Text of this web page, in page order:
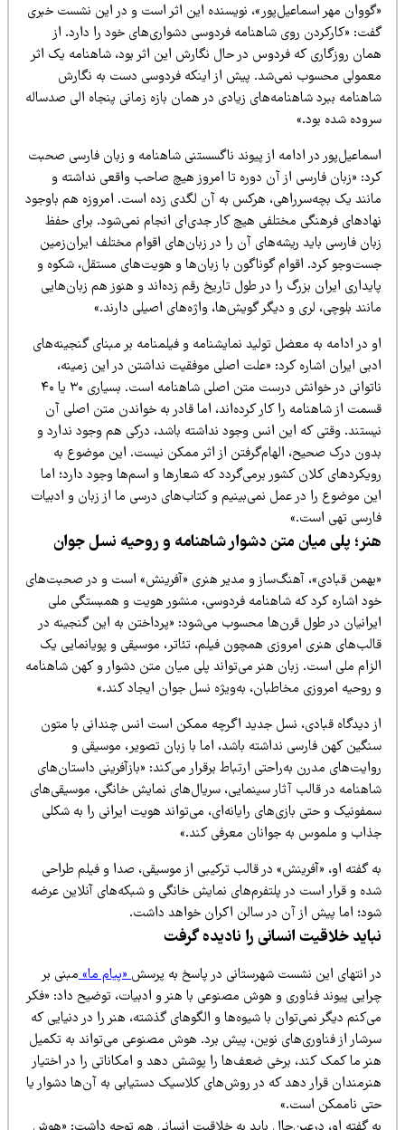
مهر اسماعیل‌پور»، نویسنده این اثر است و در این نشست خبری
«کارکردن روی شاهنامه فردوسی دشواری‌های خود را دارد. از
روزگاری که فردوس در حال نگارش این اثر بود، شاهنامه یک اثر
محسوب نمی‌شد. پیش از اینکه فردوسی دست به نگارش
ببرد شاهنامه‌های زیادی در همان بازه زمانی پنجاه الی صدساله
شده بود.»
در ادامه از پیوند ناگسستنی شاهنامه و زبان فارسی صحبت
«زبان فارسی از آن دوره تا امروز هیچ صاحب واقعی نداشته و
یک بچه‌سرراهی، هرکس به آن لگدی زده است. امروزه هم باوجود
فرهنگی مختلفی هیچ کار جدی‌ای انجام نمی‌شود. برای حفظ
فارسی باید ریشه‌های آن را در زبان‌های اقوام مختلف ایران‌زمین
کرد. اقوام گوناگون با زبان‌ها و هویت‌های مستقل، شکوه و
ایران بزرگ را در طول تاریخ رقم زده‌اند و هنوز هم زبان‌هایی
بلوچی، لری و دیگر گویش‌ها، واژه‌های اصیلی دارند.»
در ادامه به معضل تولید نمایشنامه و فیلمنامه بر مبنای گنجینه‌های
ایران اشاره کرد: «علت اصلی موفقیت نداشتن در این زمینه،
ناتوانی در خوانش درست متن اصلی شاهنامه است. بسیاری ۳۰ یا ۴۰
از شاهنامه را کار کرده‌اند، اما قادر به خواندن متن اصلی آن
وقتی که این انس وجود نداشته باشد، درکی هم وجود ندارد و
درک صحیح، الهام‌گرفتن از اثر ممکن نیست. این موضوع به
کلان کشور برمی‌گردد که شعارها و اسم‌ها وجود دارد؛ اما
موضوع را در عمل نمی‌بینیم و کتاب‌های درسی ما از زبان و ادبیات
تهی است.»
پلی میان متن دشوار شاهنامه و روحیه نسل جوان
قبادی»، آهنگ‌ساز و مدیر هنری «آفرینش» است و در صحبت‌های
اشاره کرد که شاهنامه فردوسی، منشور هویت و همبستگی ملی
در طول قرن‌ها محسوب می‌شود: «پرداختن به این گنجینه در
هنری امروزی همچون فیلم، تئاتر، موسیقی و پویانمایی یک
ملی است. زبان هنر می‌تواند پلی میان متن دشوار و کهن شاهنامه
روحیه امروزی مخاطبان، به‌ویژه نسل جوان ایجاد کند.»
دیدگاه قبادی، نسل جدید اگرچه ممکن است انس چندانی با متون
کهن فارسی نداشته باشد، اما با زبان تصویر، موسیقی و
مدرن به‌راحتی ارتباط برقرار می‌کند: «بازآفرینی داستان‌های
در قالب آثار سینمایی، سریال‌های نمایش خانگی، موسیقی‌های
و حتی بازی‌های رایانه‌ای، می‌تواند هویت ایرانی را به شکلی
و ملموس به جوانان معرفی کند.»
گفته او، «آفرینش» در قالب ترکیبی از موسیقی، صدا و فیلم طراحی
و قرار است در پلتفرم‌های نمایش خانگی و شبکه‌های آنلاین عرضه
اما پیش از آن در سالن اکران خواهد داشت.
خلاقیت انسانی را نادیده گرفت
انتهای این نشست شهرستانی در پاسخ به پرسش«پیام ما»مبنی بر
پیوند فناوری و هوش مصنوعی با هنر و ادبیات، توضیح داد: «فکر
دیگر نمی‌توان با شیوه‌ها و الگوهای گذشته، هنر را در دنیایی که
از فناوری‌های نوین، پیش برد. هوش مصنوعی می‌تواند به تکمیل
ما کمک کند، برخی ضعف‌ها را پوشش دهد و امکاناتی را در اختیار
قرار دهد که در روش‌های کلاسیک دستیابی به آن‌ها دشوار یا
ناممکن است.»